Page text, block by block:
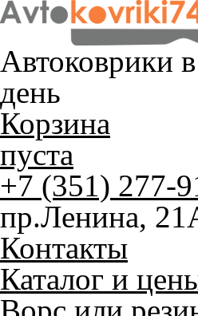
Автоковрики
день
Корзина
пуста
+7 (351) 277-
пр.Ленина,
Контакты
Каталог и